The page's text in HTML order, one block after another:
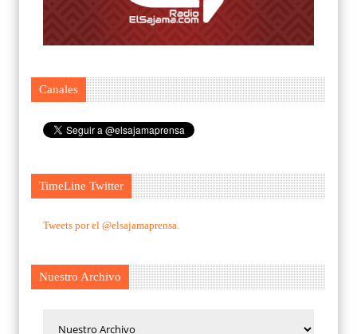
Canales
TimeLine Twitter
Tweets por el @elsajamaprensa.
Nuestro Archivo